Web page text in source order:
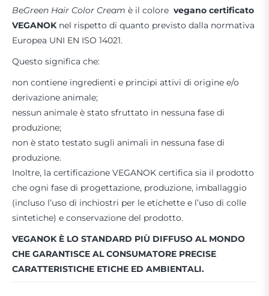
BeGreen Hair Color Cream è il colore vegano certificato
VEGANOK nel rispetto di quanto previsto dalla normativa
Europea UNI EN ISO 14021.
Questo significa che:
non contiene ingredienti e principi attivi di origine e/o
derivazione animale;
nessun animale è stato sfruttato in nessuna fase di
produzione;
non è stato testato sugli animali in nessuna fase di
produzione.
Inoltre, la certificazione VEGANOK certifica sia il prodotto
che ogni fase di progettazione, produzione, imballaggio
(incluso l’uso di inchiostri per le etichette e l’uso di colle
sintetiche) e conservazione del prodotto.
VEGANOK È LO STANDARD PIÙ DIFFUSO AL MONDO
CHE GARANTISCE AL CONSUMATORE PRECISE
CARATTERISTICHE ETICHE ED AMBIENTALI.